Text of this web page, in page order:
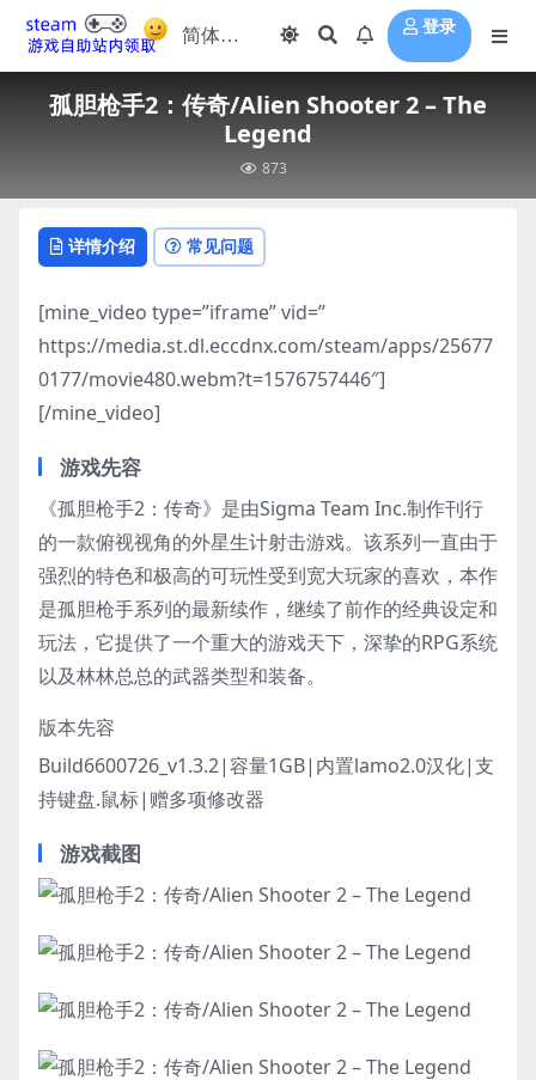
登录
孤胆枪手2：传奇/Alien Shooter 2 – The
Legend
873
详情介绍 常见问题
[mine_video type=”iframe” vid=”
https://media.st.dl.eccdnx.com/steam/apps/25677
0177/movie480.webm?t=1576757446″]
[/mine_video]
游戏先容
《孤胆枪手2：传奇》是由Sigma Team Inc.制作刊行
的一款俯视视角的外星生计射击游戏。该系列一直由于
强烈的特色和极高的可玩性受到宽大玩家的喜欢，本作
是孤胆枪手系列的最新续作，继续了前作的经典设定和
玩法，它提供了一个重大的游戏天下，深挚的RPG系统
以及林林总总的武器类型和装备。
版本先容
Build6600726_v1.3.2|容量1GB|内置lamo2.0汉化|支
持键盘.鼠标|赠多项修改器
游戏截图